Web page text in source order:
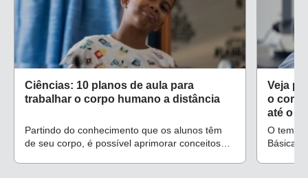
Ciências: 10 planos de aula para
trabalhar o corpo humano a distância
Partindo do conhecimento que os alunos têm
de seu corpo, é possível aprimorar conceitos
Veja
o
até o
O tema
Básica,